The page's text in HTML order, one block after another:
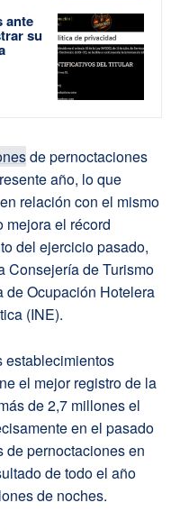
ante
su
de pernoctaciones
año, lo que
relación con el mismo
mejora el récord
del ejercicio pasado,
Consejería de Turismo
de Ocupación Hotelera
(INE).
establecimientos
el mejor registro de la
de 2,7 millones el
en el pasado
pernoctaciones en
de todo el año
de noches.